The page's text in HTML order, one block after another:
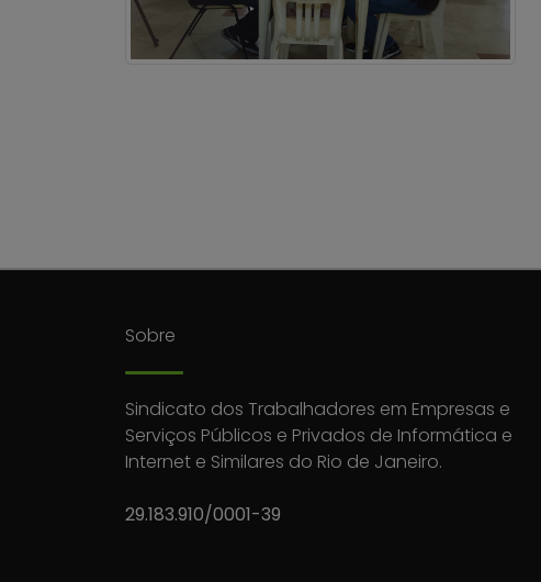
Sobre
Sindicato dos Trabalhadores em Empresas e
Serviços Públicos e Privados de Informática e
Internet e Similares do Rio de Janeiro.
29.183.910/0001-39